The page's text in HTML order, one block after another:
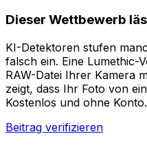
Dieser Wettbewerb
KI-Detektoren stufen
falsch ein. Eine Lumethic-
RAW-Datei Ihrer Kamera
zeigt, dass Ihr Foto von
Kostenlos und ohne Konto.
Beitrag verifizieren